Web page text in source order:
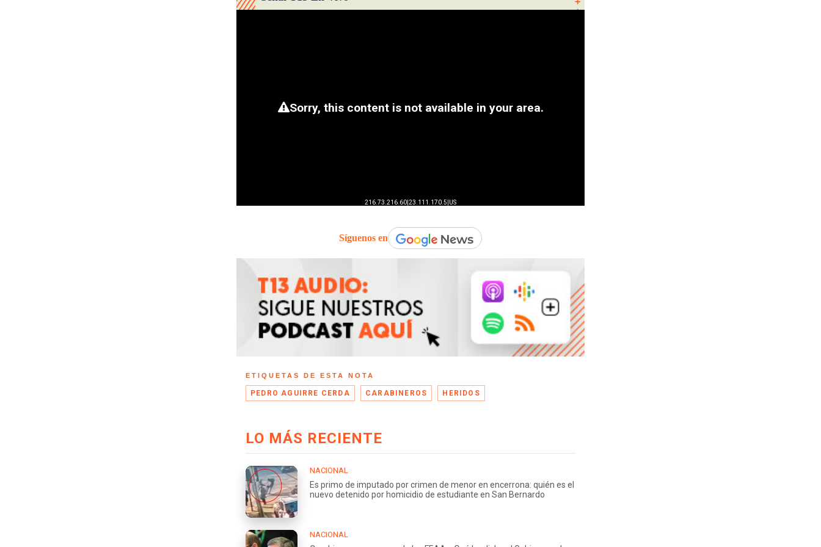
Síguenos en
ETIQUETAS DE ESTA NOTA
PEDRO AGUIRRE CERDA CARABINEROS HERIDOS
LO MÁS RECIENTE
NACIONAL
Es primo de imputado por crimen de menor en encerrona: quién es el
nuevo detenido por homicidio de estudiante en San Bernardo
NACIONAL